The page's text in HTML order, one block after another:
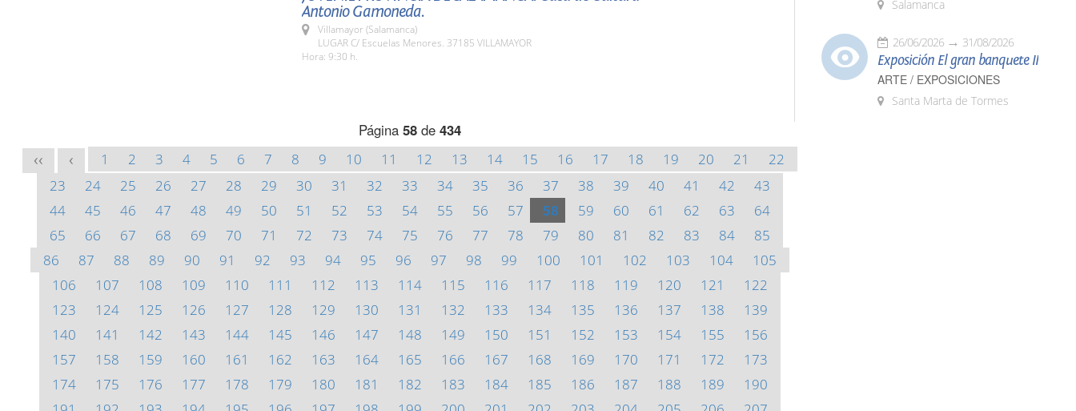
Antonio Gamoneda.
Villamayor (Salamanca)
LUGAR C/ Escuelas Menores. 37185 VILLAMAYOR
Hora: 9:30 h.
Página 58 de 434
<< < 1 2 3 4 5 6 7 8 9 10 11 12 13 14 15 16 17 18 19 20 21
22
23
24 25 26 27 28 29 30 31 32 33 34 35 36 37 38 39 40 41 42
43
44
45 46 47 48 49 50 51 52 53 54 55 56 57 58 59 60 61 62 63
64
65
66 67 68 69 70 71 72 73 74 75 76 77 78 79 80 81 82 83 84
85
86
87 88 89 90 91 92 93 94 95 96 97 98 99 100 101 102 103 104
105
106
107 108 109 110 111 112 113 114 115 116 117 118 119 120 121
122
123
124 125 126 127 128 129 130 131 132 133 134 135 136 137 138
139
140
141 142 143 144 145 146 147 148 149 150 151 152 153 154 155
156
157
158 159 160 161 162 163 164 165 166 167 168 169 170 171 172
173
174
175 176 177 178 179 180 181 182 183 184 185 186 187 188 189
190
Salamanca
26/06/2026 31/08/2026
Exposición El gran banquete II
ARTE / EXPOSICIONES
Santa Marta de Tormes